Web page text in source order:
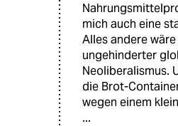
mich auch eine
Alles andere
ungehinderter
Neoliberalismus.
die Brot-
wegen einem
...